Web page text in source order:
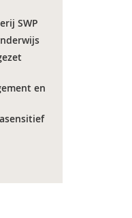
SWP
en